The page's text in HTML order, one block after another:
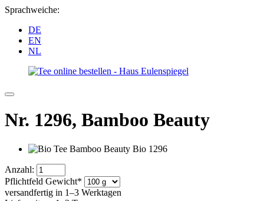
Sprachweiche:
DE
EN
NL
Nr. 1296, Bamboo Beauty
Anzahl:
Pflichtfeld Gewicht*
versandfertig in 1–3 Werktagen